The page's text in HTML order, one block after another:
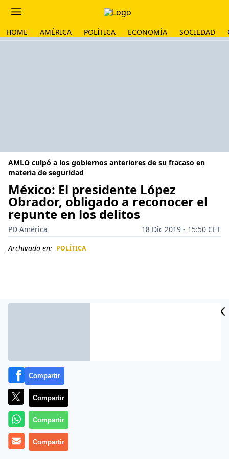
HOME AMÉRICA POLÍTICA ECONOMÍA SOCIEDAD
AMLO culpó a los gobiernos anteriores de su fracaso en
materia de seguridad
México: El presidente López
Obrador, obligado a reconocer el
repunte en los delitos
PD América
18 Dic 2019 - 15:50 CET
Archivado en: POLÍTICA
Más información
Compartir
Compartir
Compartir
Compartir